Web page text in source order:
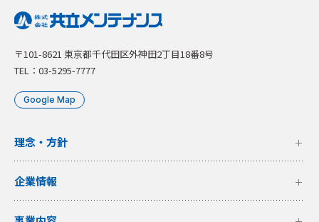
〒101-8621 東京都千代田区外神田2丁目18番8号
TEL：03-5295-7777
Google Map
理念・方針
企業情報